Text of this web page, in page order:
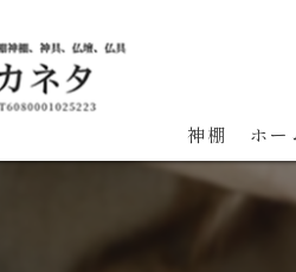
神棚 ホー